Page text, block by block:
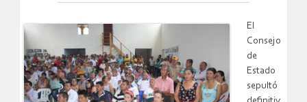
El
Consejo
de
Estado
sepultó